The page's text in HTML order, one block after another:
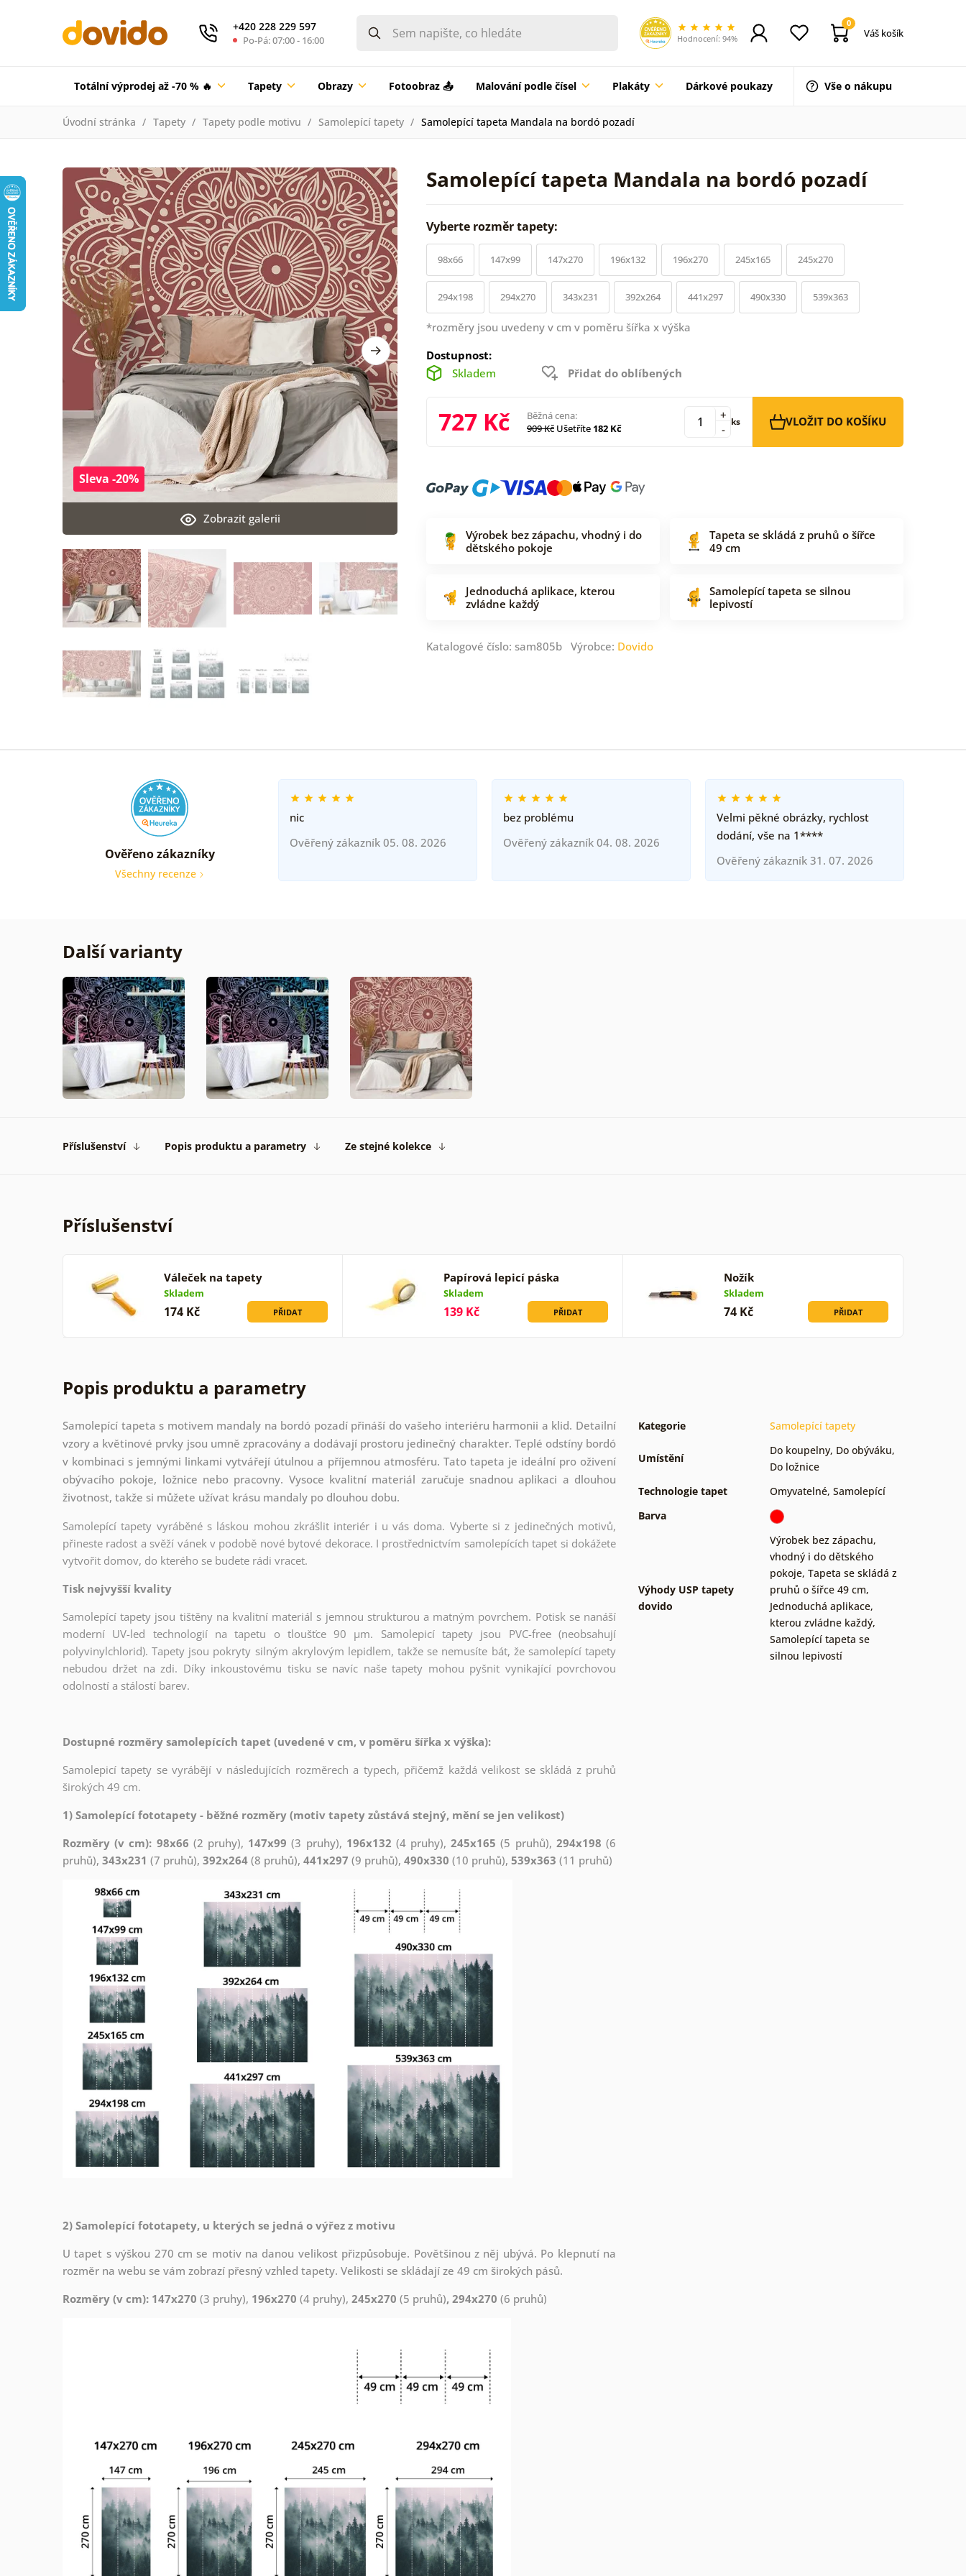
+420 228 229 597
Po-Pá: 07:00 - 16:00 Hodnocení: 94%
0
Váš košík
Totální výprodej až -70 % 🔥 Tapety Obrazy Fotoobraz 📤 Malování podle čísel Plakáty Dárkové poukazy Vše o nákupu
Úvodní stránka Tapety Tapety podle motivu Samolepící tapety Samolepící tapeta Mandala na bordó pozadí
Samolepící tapeta Mandala na bordó pozadí
Zobrazit galerii
Sleva -20%
Vyberte rozměr tapety:
98x66 147x99 147x270 196x132 196x270 245x165 245x270
294x198 294x270 343x231 392x264 441x297 490x330 539x363
*rozměry jsou uvedeny v cm v poměru šířka x výška
Dostupnost:
Skladem
Přidat do oblíbených
727 Kč
Běžná cena:
909 Kč Ušetříte 182 Kč -
+ ks VLOŽIT DO KOŠÍKU
Výrobek bez zápachu, vhodný i do
dětského pokoje
Tapeta se skládá z pruhů o šířce
49 cm
Jednoduchá aplikace, kterou
zvládne každý
Samolepící tapeta se silnou
lepivostí
Katalogové číslo: sam805b Výrobce: Dovido
Ověřeno zákazníky
Všechny recenze
nic
Ověřený zákazník 05. 08. 2026
bez problému
Ověřený zákazník 04. 08. 2026
Velmi pěkné obrázky, rychlost
dodání, vše na 1****
Ověřený zákazník 31. 07. 2026
Další varianty
Příslušenství Popis produktu a parametry Ze stejné kolekce
Příslušenství
Váleček na tapety
Skladem
174 Kč PŘIDAT
Papírová lepicí páska
Skladem
139 Kč PŘIDAT
Nožík
Skladem
74 Kč PŘIDAT
Popis produktu a parametry
Samolepící tapeta s motivem mandaly na bordó pozadí přináší do vašeho interiéru harmonii a klid. Detailní
vzory a květinové prvky jsou umně zpracovány a dodávají prostoru jedinečný charakter. Teplé odstíny bordó
v kombinaci s jemnými linkami vytvářejí útulnou a příjemnou atmosféru. Tato tapeta je ideální pro oživení
obývacího pokoje, ložnice nebo pracovny. Vysoce kvalitní materiál zaručuje snadnou aplikaci a dlouhou
životnost, takže si můžete užívat krásu mandaly po dlouhou dobu.
Samolepící tapety vyráběné s láskou mohou zkrášlit interiér i u vás doma. Vyberte si z jedinečných motivů,
přineste radost a svěží vánek v podobě nové bytové dekorace. I prostřednictvím samolepících tapet si dokážete
vytvořit domov, do kterého se budete rádi vracet.
Tisk nejvyšší kvality
Samolepící tapety jsou tištěny na kvalitní materiál s jemnou strukturou a matným povrchem. Potisk se nanáší
moderní UV-led technologií na tapetu o tloušťce 90 µm. Samolepicí tapety jsou PVC-free (neobsahují
polyvinylchlorid). Tapety jsou pokryty silným akrylovým lepidlem, takže se nemusíte bát, že samolepící tapety
nebudou držet na zdi. Díky inkoustovému tisku se navíc naše tapety mohou pyšnit vynikající povrchovou
odolností a stálostí barev.
Dostupné rozměry samolepících tapet (uvedené v cm, v poměru šířka x výška):
Samolepicí tapety se vyrábějí v následujících rozměrech a typech, přičemž každá velikost se skládá z pruhů
širokých 49 cm.
1) Samolepící fototapety - běžné rozměry (motiv tapety zůstává stejný, mění se jen velikost)
Rozměry (v cm): 98x66 (2 pruhy), 147x99 (3 pruhy), 196x132 (4 pruhy),245x165 (5 pruhů), 294x198 (6
pruhů), 343x231 (7 pruhů), 392x264 (8 pruhů), 441x297 (9 pruhů), 490x330 (10 pruhů), 539x363 (11 pruhů)
2) Samolepící fototapety, u kterých se jedná o výřez z motivu
U tapet s výškou 270 cm se motiv na danou velikost přizpůsobuje. Povětšinou z něj ubývá. Po klepnutí na
rozměr na webu se vám zobrazí přesný vzhled tapety. Velikosti se skládají ze 49 cm širokých pásů.
Rozměry (v cm): 147x270 (3 pruhy), 196x270 (4 pruhy), 245x270 (5 pruhů), 294x270 (6 pruhů)
Kategorie Samolepící tapety
Umístění
Do koupelny, Do obýváku,
Do ložnice
Technologie tapet
Omyvatelné, Samolepící
Barva
Výhody USP tapety
dovido
Výrobek bez zápachu,
vhodný i do dětského
pokoje, Tapeta se skládá z
pruhů o šířce 49 cm,
Jednoduchá aplikace,
kterou zvládne každý,
Samolepící tapeta se
silnou lepivostí